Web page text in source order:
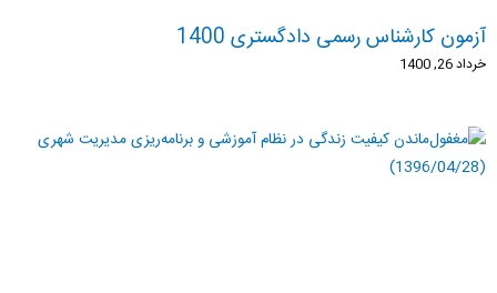
آزمون کارشناس رسمی دادگستری 1400
خرداد 26, 1400